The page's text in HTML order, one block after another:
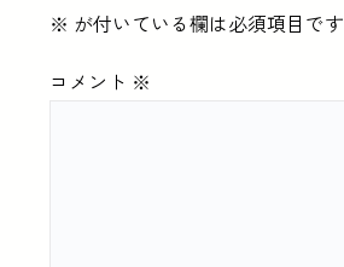
※ が付いている欄は必須項目です
コメント ※